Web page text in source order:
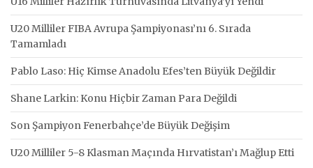
U20 Milliler FIBA Avrupa Şampiyonası’nı 6. Sırada
Tamamladı
Pablo Laso: Hiç Kimse Anadolu Efes’ten Büyük Değildir
Shane Larkin: Konu Hiçbir Zaman Para Değildi
Son Şampiyon Fenerbahçe’de Büyük Değişim
U20 Milliler 5-8 Klasman Maçında Hırvatistan’ı Mağlup Etti